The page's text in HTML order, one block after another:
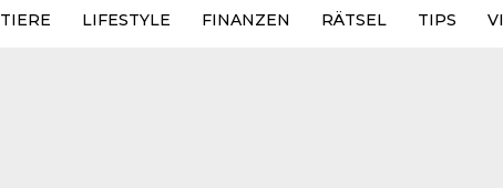
TIERE LIFESTYLE FINANZEN RÄTSEL TIPS